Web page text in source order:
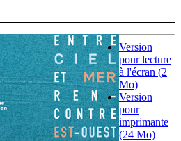
Version
pour lecture
à l'écran (2
Mo)
Version
pour
imprimante
(24 Mo)